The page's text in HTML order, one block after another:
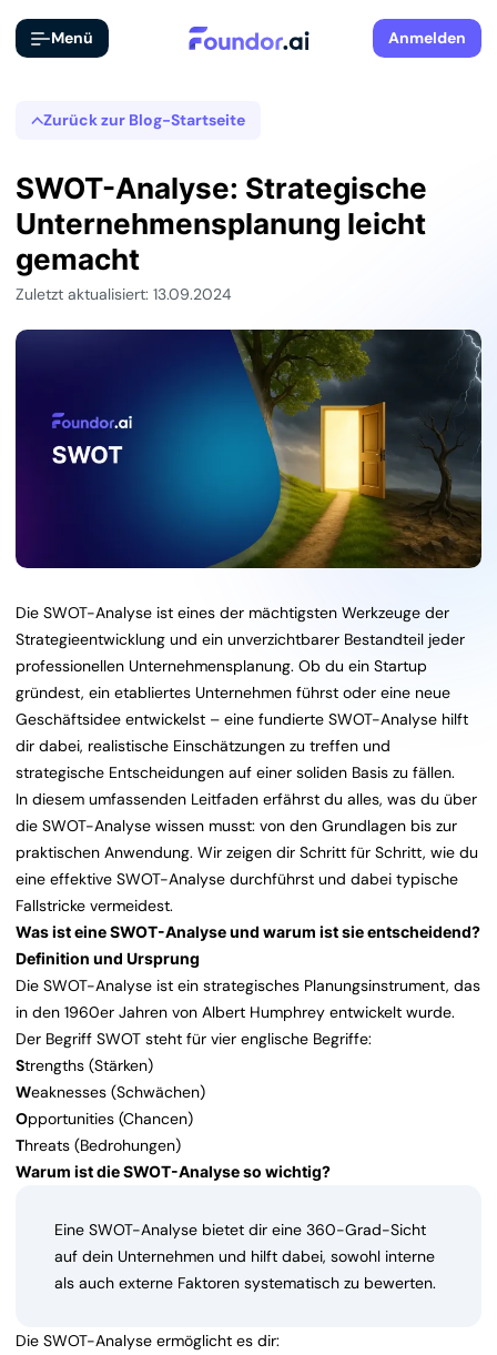
Menü Anmelden
Zurück zur Blog-Startseite
SWOT-Analyse: Strategische
Unternehmensplanung leicht
gemacht
Zuletzt aktualisiert: 13.09.2024
Die SWOT-Analyse ist eines der mächtigsten Werkzeuge der
Strategieentwicklung und ein unverzichtbarer Bestandteil jeder
professionellen Unternehmensplanung. Ob du ein Startup
gründest, ein etabliertes Unternehmen führst oder eine neue
Geschäftsidee entwickelst – eine fundierte SWOT-Analyse hilft
dir dabei, realistische Einschätzungen zu treffen und
strategische Entscheidungen auf einer soliden Basis zu fällen.
In diesem umfassenden Leitfaden erfährst du alles, was du über
die SWOT-Analyse wissen musst: von den Grundlagen bis zur
praktischen Anwendung. Wir zeigen dir Schritt für Schritt, wie du
eine effektive SWOT-Analyse durchführst und dabei typische
Fallstricke vermeidest.
Was ist eine SWOT-Analyse und warum ist sie entscheidend?
Definition und Ursprung
Die SWOT-Analyse ist ein strategisches Planungsinstrument, das
in den 1960er Jahren von Albert Humphrey entwickelt wurde.
Der Begriff SWOT steht für vier englische Begriffe:
Strengths (Stärken)
Weaknesses (Schwächen)
Opportunities (Chancen)
Threats (Bedrohungen)
Warum ist die SWOT-Analyse so wichtig?
Eine SWOT-Analyse bietet dir eine 360-Grad-Sicht
auf dein Unternehmen und hilft dabei, sowohl interne
als auch externe Faktoren systematisch zu bewerten.
Die SWOT-Analyse ermöglicht es dir: